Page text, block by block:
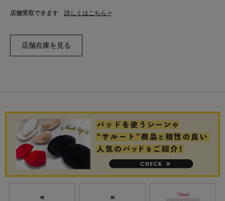
店舗受取できます 詳しくはこちら >